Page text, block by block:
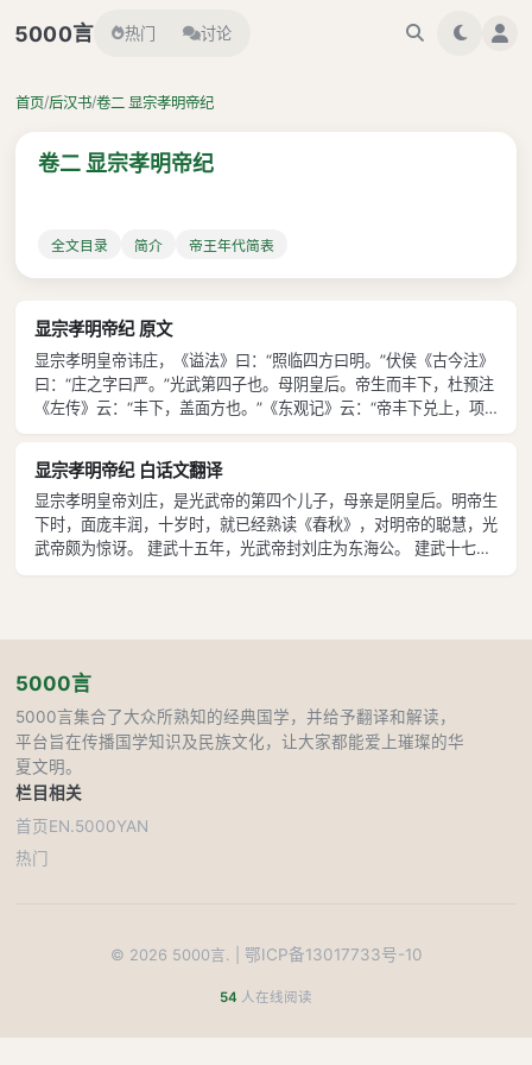
5000言 热门 讨论
首页/后汉书/卷二 显宗孝明帝纪
卷二 显宗孝明帝纪
全文目录 简介 帝王年代简表
显宗孝明帝纪 原文
显宗孝明皇帝讳庄，《谥法》曰：“照临四方曰明。”伏侯《古今注》
曰：“庄之字曰严。”光武第四子也。母阴皇后。帝生而丰下，杜预注
《左传》云：“丰下，盖面方也。”《东观记》云：“帝丰下兑上，项
赤色，有似于尧。”十岁能通《春秋》，光武奇之。建武十五年封东
《尚书》。 中元二年二月
显宗孝明帝纪 白话文翻译
显宗孝明皇帝刘庄，是光武帝的第四个儿子，母亲是阴皇后。明帝生
下时，面庞丰润，十岁时，就已经熟读《春秋》，对明帝的聪慧，光
武帝颇为惊讶。 建武十五年，光武帝封刘庄为东海公。 建武十七
年，光武帝晋爵刘庄为诸侯王。 建武十九年，光武帝改立刘庄为皇
5000言
5000言集合了大众所熟知的经典国学，并给予翻译和解读，
平台旨在传播国学知识及民族文化，让大家都能爱上璀璨的华
夏文明。
栏目
首页
热门
相关
EN.5000YAN
© 2026 5000言. | 鄂ICP备13017733号-10
54 人在线阅读